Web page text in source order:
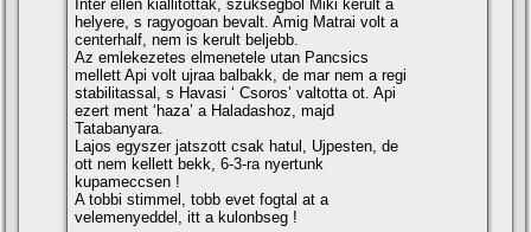
Inter ellen kiallitottak, szuksegbol Miki kerult a
helyere, s ragyogoan bevalt. Amig Matrai volt a
centerhalf, nem is kerult beljebb.
Az emlekezetes elmenetele utan Pancsics
mellett Api volt ujraa balbakk, de mar nem a regi
stabilitassal, s Havasi ‘ Csoros’ valtotta ot. Api
ezert ment ‘haza’ a Haladashoz, majd
Tatabanyara.
Lajos egyszer jatszott csak hatul, Ujpesten, de
ott nem kellett bekk, 6-3-ra nyertunk
kupameccsen !
A tobbi stimmel, tobb evet fogtal at a
velemenyeddel, itt a kulonbseg !